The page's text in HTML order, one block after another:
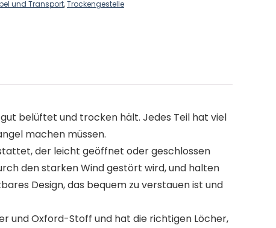
und Transport,Trockengestelle
gut belüftet und trocken hält. Jedes Teil hat viel
machen müssen.
der leicht geöffnet oder geschlossen
den starken Wind gestört wird, und halten
Design, das bequem zu verstauen ist und
und Oxford-Stoff und hat die richtigen Löcher,